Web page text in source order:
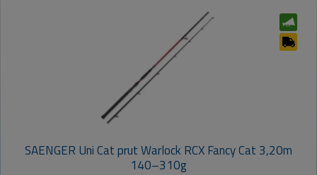
SAENGER Uni Cat prut Warlock RCX Fancy Cat 3,20m
140–310g